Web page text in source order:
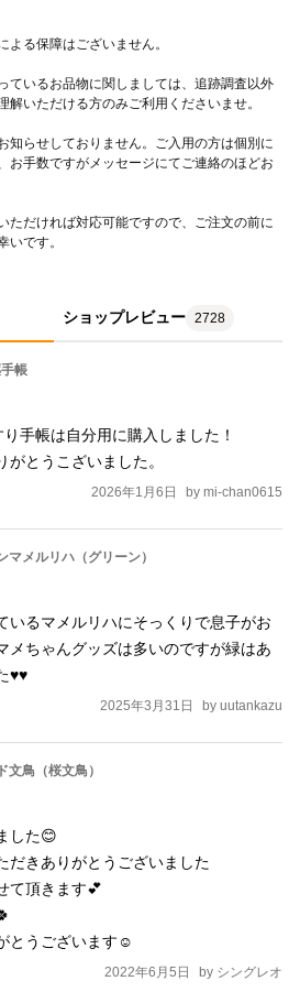
ているお品物に関しましては、追跡調査以外
知らせしておりません。ご入用の方は個別に
お手数ですがメッセージにてご連絡のほどお
ただければ対応可能ですので、ご注文の前に
いです。
ショップレビュー 2728
帳
手帳は自分用に購入しました！
2026年1月6日 by mi-chan0615
メルリハ（グリーン）
いるマメルリハにそっくりで息子がお
メちゃんグッズは多いのですが緑はあ
♥♥
2025年3月31日 by uutankazu
文鳥（桜文鳥）
した😊
だきありがとうございました
て頂きます💕
2022年6月5日 by シングレオ